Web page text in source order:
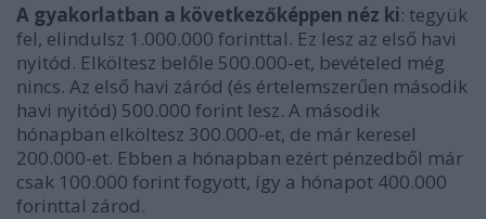
A gyakorlatban a következőképpen néz ki: tegyük
fel, elindulsz 1.000.000 forinttal. Ez lesz az első havi
nyitód. Elköltesz belőle 500.000-et, bevételed még
nincs. Az első havi záród (és értelemszerűen második
havi nyitód) 500.000 forint lesz. A második
hónapban elköltesz 300.000-et, de már keresel
200.000-et. Ebben a hónapban ezért pénzedből már
csak 100.000 forint fogyott, így a hónapot 400.000
forinttal zárod.